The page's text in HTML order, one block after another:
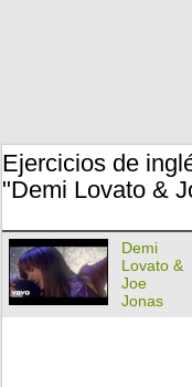
Ejercicios de
"Demi Lovato &
Demi
Lovato &
Joe
Jonas